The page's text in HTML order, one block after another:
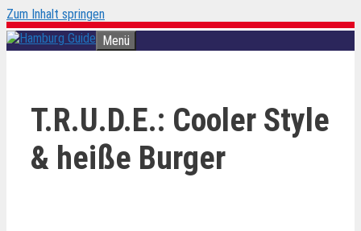
Zum Inhalt springen
Menü
T.R.U.D.E.: Cooler Style
& heiße Burger